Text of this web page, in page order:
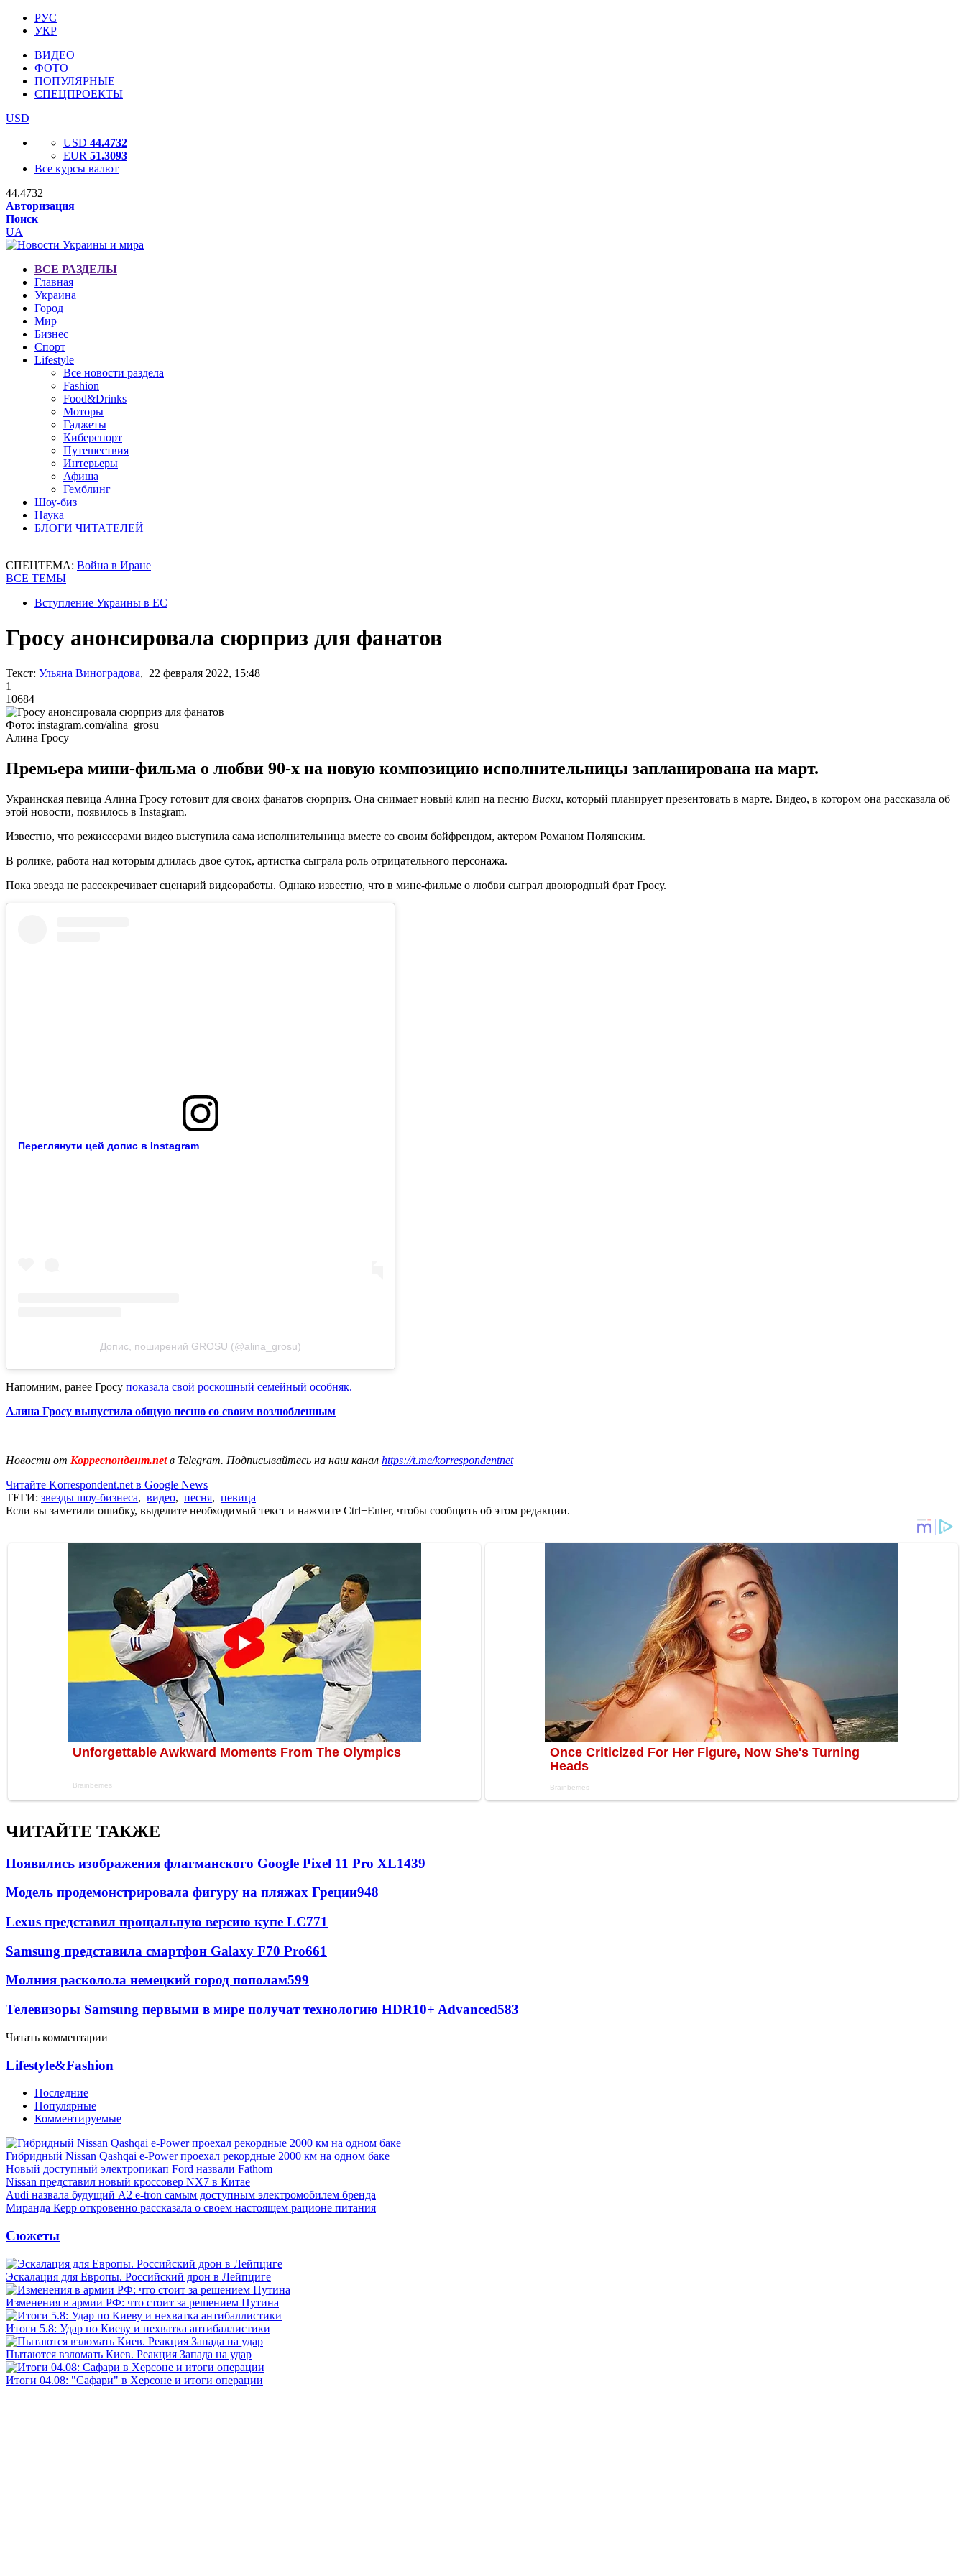
РУС
УКР
ВИДЕО
ФОТО
ПОПУЛЯРНЫЕ
СПЕЦПРОЕКТЫ
USD
USD 44.4732
EUR 51.3093
Все курсы валют
44.4732
Авторизация
Поиск
UA
ВСЕ РАЗДЕЛЫ
Главная
Украина
Город
Мир
Бизнес
Спорт
Lifestyle
Все новости раздела
Fashion
Food&Drinks
Моторы
Гаджеты
Киберспорт
Путешествия
Интерьеры
Афиша
Гемблинг
Шоу-биз
Наука
БЛОГИ ЧИТАТЕЛЕЙ
СПЕЦТЕМА: Война в Иране
ВСЕ ТЕМЫ
Вступление Украины в ЕС
Гросу анонсировала сюрприз для фанатов
Текст: Ульяна Виноградова, 22 февраля 2022, 15:48
1
10684
Фото: instagram.com/alina_grosu
Алина Гросу
Премьера мини-фильма о любви 90-х на новую композицию исполнительницы запланирована на март.
Украинская певица Алина Гросу готовит для своих фанатов сюрприз. Она снимает новый клип на песню Виски, который планирует презентовать в марте. Видео, в котором она рассказала об
этой новости, появилось в Instagram.
Известно, что режиссерами видео выступила сама исполнительница вместе со своим бойфрендом, актером Романом Полянским.
В ролике, работа над которым длилась двое суток, артистка сыграла роль отрицательного персонажа.
Пока звезда не рассекречивает сценарий видеоработы. Однако известно, что в мине-фильме о любви сыграл двоюродный брат Гросу.
Переглянути цей допис в Instagram
Допис, поширений GROSU (@alina_grosu)
Напомним, ранее Гросу показала свой роскошный семейный особняк.
Алина Гросу выпустила общую песню со своим возлюбленным
Новости от Корреспондент.netв Telegram. Подписывайтесь на наш канал https://t.me/korrespondentnet
Читайте Korrespondent.net в Google News
ТЕГИ: звезды шоу-бизнеса, видео, песня, певица
Если вы заметили ошибку, выделите необходимый текст и нажмите Ctrl+Enter, чтобы сообщить об этом редакции.
ЧИТАЙТЕ ТАКЖЕ
Появились изображения флагманского Google Pixel 11 Pro XL1439
Модель продемонстрировала фигуру на пляжах Греции948
Lexus представил прощальную версию купе LC771
Samsung представила смартфон Galaxy F70 Pro661
Молния расколола немецкий город пополам599
Телевизоры Samsung первыми в мире получат технологию HDR10+ Advanced583
Читать комментарии
Lifestyle&Fashion
Последние
Популярные
Комментируемые
Гибридный Nissan Qashqai e-Power проехал рекордные 2000 км на одном баке
Новый доступный электропикап Ford назвали Fathom
Nissan представил новый кроссовер NX7 в Китае
Audi назвала будущий A2 e-tron самым доступным электромобилем бренда
Миранда Керр откровенно рассказала о своем настоящем рационе питания
Сюжеты
Эскалация для Европы. Российский дрон в Лейпциге
Изменения в армии РФ: что стоит за решением Путина
Итоги 5.8: Удар по Киеву и нехватка антибаллистики
Пытаются взломать Киев. Реакция Запада на удар
Итоги 04.08: "Сафари" в Херсоне и итоги операции